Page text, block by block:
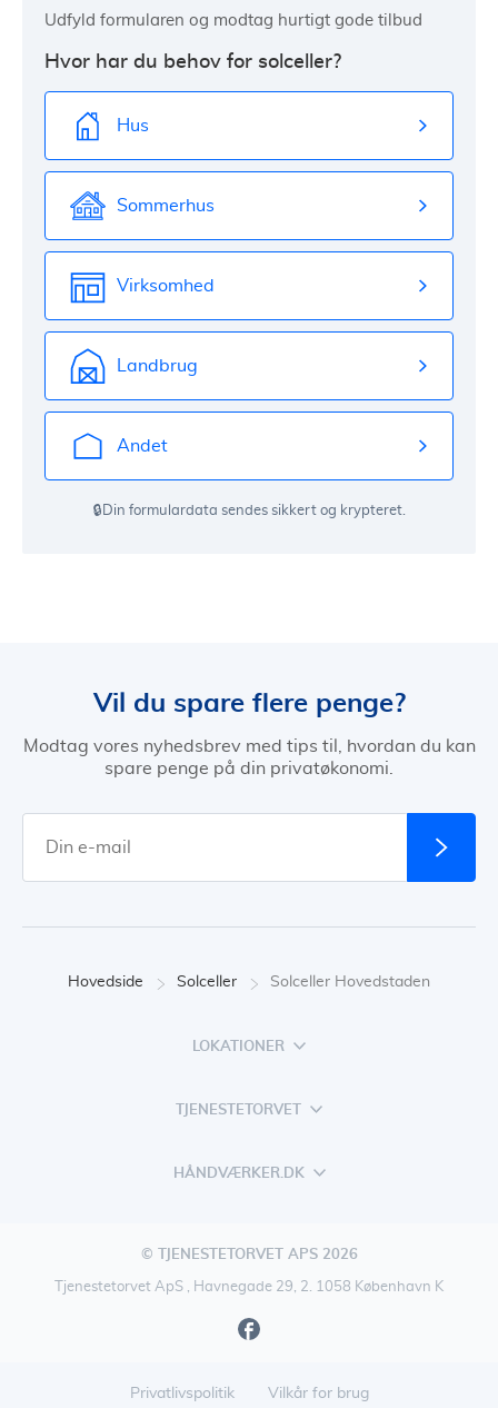
Udfyld formularen og modtag hurtigt gode tilbud
Hvor har du behov for solceller?
Hus
Sommerhus
Virksomhed
Landbrug
Andet
🔒Din formulardata sendes sikkert og krypteret.
Vil du spare flere penge?
Modtag vores nyhedsbrev med tips til, hvordan du kan
spare penge på din privatøkonomi.
Hovedside Solceller Solceller Hovedstaden
LOKATIONER
TJENESTETORVET
HÅNDVÆRKER.DK
© TJENESTETORVET APS 2026
Tjenestetorvet ApS , Havnegade 29, 2. 1058 København K
Privatlivspolitik Vilkår for brug